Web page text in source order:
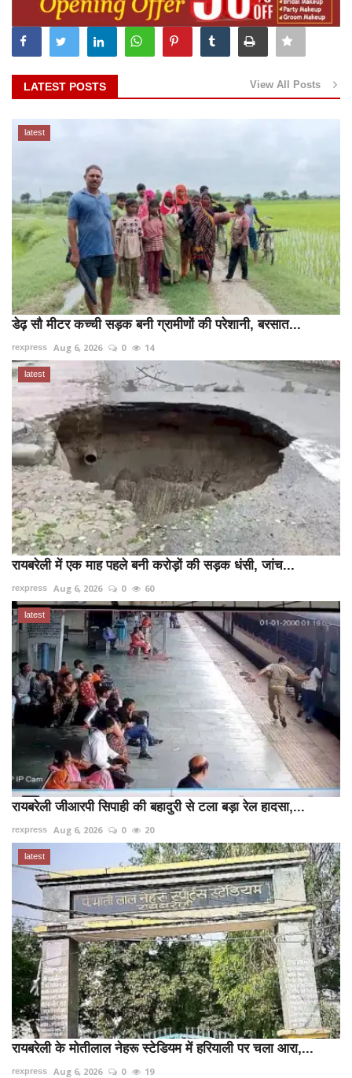
LATEST POSTS View All Posts
latest
डेढ़ सौ मीटर कच्ची सड़क बनी ग्रामीणों की परेशानी, बरसात...
rexpress Aug 6, 2026 0 14
latest
रायबरेली में एक माह पहले बनी करोड़ों की सड़क धंसी, जांच...
rexpress Aug 6, 2026 0 60
latest
रायबरेली जीआरपी सिपाही की बहादुरी से टला बड़ा रेल हादसा,...
rexpress Aug 6, 2026 0 20
latest
रायबरेली के मोतीलाल नेहरू स्टेडियम में हरियाली पर चला आरा,...
rexpress Aug 6, 2026 0 19